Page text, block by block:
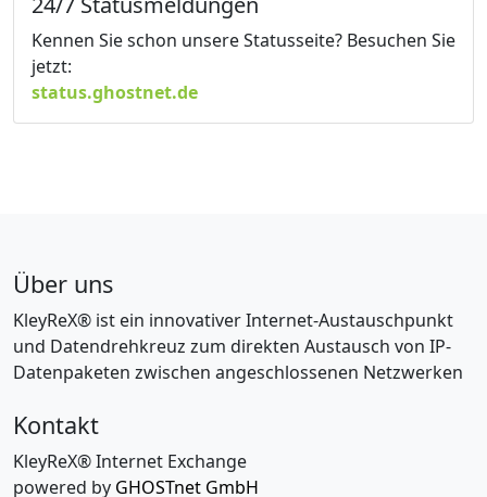
Kennen Sie schon unsere Statusseite? Besuchen Sie
jetzt:
status.ghostnet.de
Über uns
KleyReX® ist ein innovativer Internet-Austauschpunkt
und Datendrehkreuz zum direkten Austausch von IP-
Datenpaketen zwischen angeschlossenen Netzwerken
Kontakt
KleyReX® Internet Exchange
powered by GHOSTnet GmbH